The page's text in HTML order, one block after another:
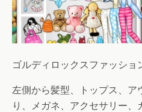
ゴルディロックスファッショ
左側から髪型、トップス、ア
り、メガネ、アクセサリー